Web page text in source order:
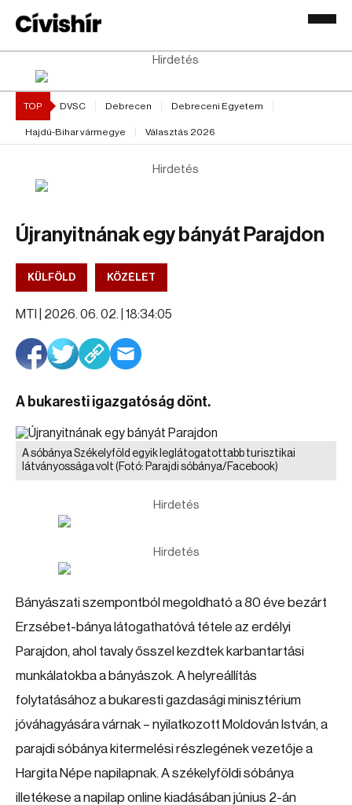
Hirdetés
TOP DVSC Debrecen Debreceni Egyetem
Hajdú-Bihar vármegye Választás 2026
Hirdetés
Újranyitnának egy bányát Parajdon
KÜLFÖLD KÖZÉLET
MTI | 2026. 06. 02. | 18:34:05
A bukaresti igazgatóság dönt.
A sóbánya Székelyföld egyik leglátogatottabb turisztikai
látványossága volt (Fotó: Parajdi sóbánya/Facebook)
Hirdetés
Hirdetés
Bányászati szempontból megoldható a 80 éve bezárt
Erzsébet-bánya látogathatóvá tétele az erdélyi
Parajdon, ahol tavaly ősszel kezdtek karbantartási
munkálatokba a bányászok. A helyreállítás
folytatásához a bukaresti gazdasági minisztérium
jóváhagyására várnak – nyilatkozott Moldován István, a
parajdi sóbánya kitermelési részlegének vezetője a
Hargita Népe napilapnak. A székelyföldi sóbánya
illetékese a napilap online kiadásában június 2-án